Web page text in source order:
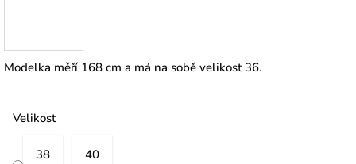
Modelka měří 168 cm a má na sobě velikost 36.
Velikost
38 40